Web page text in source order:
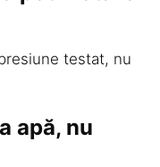
testat, nu
apă, nu